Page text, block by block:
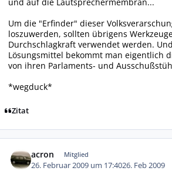
Um die "Erfinder" dieser
loszuwerden, sollten übrigens
Durchschlagkraft verwendet werden.
Lösungsmittel bekommt man eigentlich
von ihren Parlaments- und
*wegduck*
Zitat
acron Mitglied
26. Februar 2009 um 17:4026. Feb 2009